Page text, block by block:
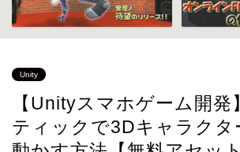
Unity
【Unityスマホゲーム開発
ティックで3Dキャラクタ